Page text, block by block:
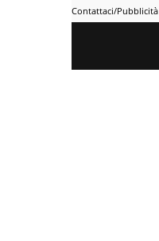
Contattaci/Pubblicità